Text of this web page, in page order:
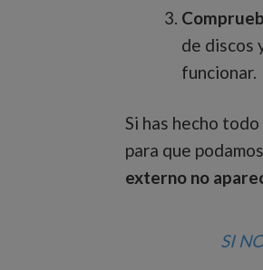
de discos
funcionar.
Si has hecho
para que
externo no
SI